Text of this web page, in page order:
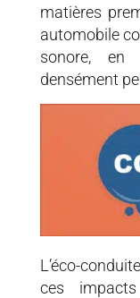
matières
automobile
sonore, en
densément
L’éco-
ces